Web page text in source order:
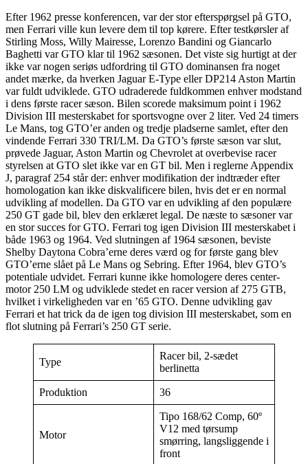
Efter 1962 presse konferencen, var der stor efterspørgsel på GTO,
men Ferrari ville kun levere dem til top kørere. Efter testkørsler af
Stirling Moss, Willy Mairesse, Lorenzo Bandini og Giancarlo
Baghetti var GTO klar til 1962 sæsonen. Det viste sig hurtigt at der
ikke var nogen seriøs udfordring til GTO dominansen fra noget
andet mærke, da hverken Jaguar E-Type eller DP214 Aston Martin
var fuldt udviklede. GTO udraderede fuldkommen enhver modstand
i dens første racer sæson. Bilen scorede maksimum point i 1962
Division III mesterskabet for sportsvogne over 2 liter. Ved 24 timers
Le Mans, tog GTO’er anden og tredje pladserne samlet, efter den
vindende Ferrari 330 TRI/LM. Da GTO’s første sæson var slut,
prøvede Jaguar, Aston Martin og Chevrolet at overbevise racer
styrelsen at GTO slet ikke var en GT bil. Men i reglerne Appendix
J, paragraf 254 står der: enhver modifikation der indtræder efter
homologation kan ikke diskvalificere bilen, hvis det er en normal
udvikling af modellen. Da GTO var en udvikling af den populære
250 GT gade bil, blev den erklæret legal. De næste to sæsoner var
en stor succes for GTO. Ferrari tog igen Division III mesterskabet i
både 1963 og 1964. Ved slutningen af 1964 sæsonen, beviste
Shelby Daytona Cobra’erne deres værd og for første gang blev
GTO’erne slået på Le Mans og Sebring. Efter 1964, blev GTO’s
potentiale udvidet. Ferrari kunne ikke homologere deres center-
motor 250 LM og udviklede stedet en racer version af 275 GTB,
hvilket i virkeligheden var en ’65 GTO. Denne udvikling gav
Ferrari et hat trick da de igen tog division III mesterskabet, som en
flot slutning på Ferrari’s 250 GT serie.
Type
Racer bil, 2-sædet
berlinetta
Produktion 36
Motor
Tipo 168/62 Comp, 60º
V12 med tørsump
smørring, langsliggende i
front